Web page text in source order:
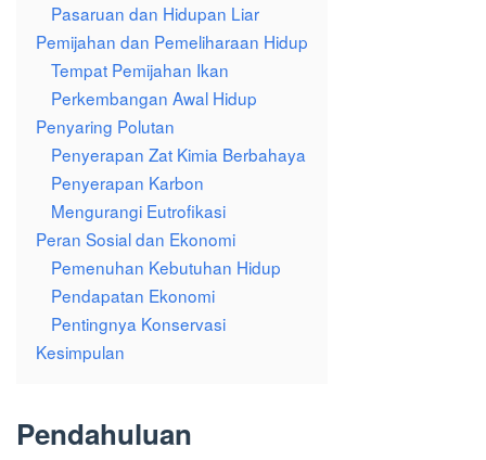
Pasaruan dan Hidupan Liar
Pemijahan dan Pemeliharaan Hidup
Tempat Pemijahan Ikan
Perkembangan Awal Hidup
Penyaring Polutan
Penyerapan Zat Kimia Berbahaya
Penyerapan Karbon
Mengurangi Eutrofikasi
Peran Sosial dan Ekonomi
Pemenuhan Kebutuhan Hidup
Pendapatan Ekonomi
Pentingnya Konservasi
Kesimpulan
Pendahuluan